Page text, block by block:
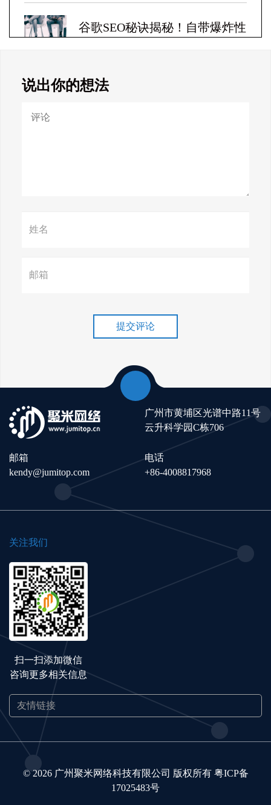
谷歌SEO秘诀揭秘！自带爆炸性
Google SEO终极秘籍，一夜跻
巧介绍！
说出你的想法
提交评论
广州市黄埔区光谱中路11号
云升科学园C栋706
邮箱
kendy@jumitop.com
电话
+86-4008817968
关注我们
扫一扫添加微信
咨询更多相关信息
© 2026 广州聚米网络科技有限公司 版权所有 粤ICP备
17025483号